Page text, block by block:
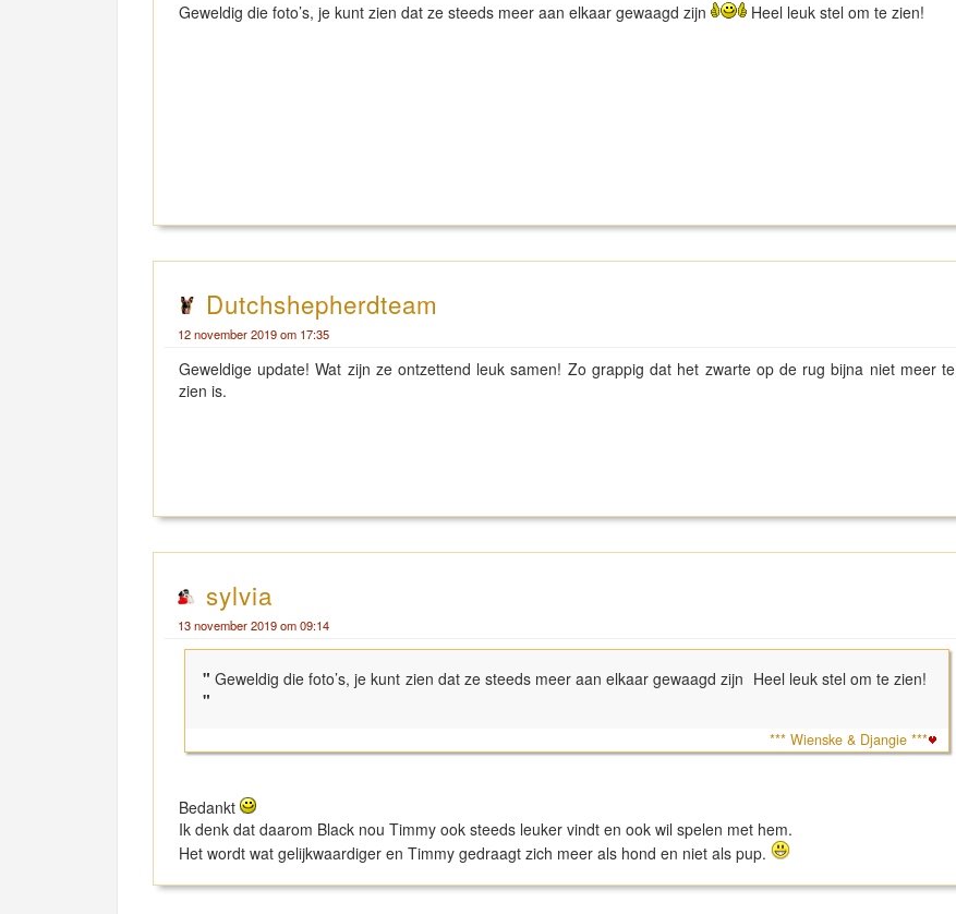
Geweldig die foto’s, je kunt zien dat ze steeds meer aan elkaar gewaagd zijn Heel leuk stel om te zien!
Dutchshepherdteam
12 november 2019 om 17:35
Geweldige update! Wat zijn ze ontzettend leuk samen! Zo grappig dat het zwarte op de rug bijna niet meer te
zien is.
sylvia
13 november 2019 om 09:14
"Geweldig die foto’s, je kunt zien dat ze steeds meer aan elkaar gewaagd zijn Heel leuk stel om te zien!
"
*** Wienske & Djangie ***
Bedankt
Ik denk dat daarom Black nou Timmy ook steeds leuker vindt en ook wil spelen met hem.
Het wordt wat gelijkwaardiger en Timmy gedraagt zich meer als hond en niet als pup.